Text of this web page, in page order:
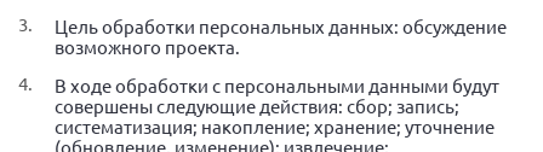
Вице-президент Цикорин И.В.
Вице-президент Груба Л.В.
Главный бухгалтер Жаворонкова Г.М.
Конференция ОООИБРС 2026
Цель обработки персональных данных: обсуждение
возможного проекта.
В ходе обработки с персональными данными будут
совершены следующие действия: сбор; запись;
систематизация; накопление; хранение; уточнение
(обновление, изменение); извлечение;